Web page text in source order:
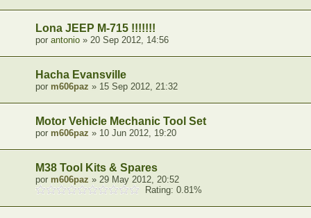
Lona JEEP M-715 !!!!!!!
por antonio » 20 Sep 2012, 14:56
Hacha Evansville
por m606paz » 15 Sep 2012, 21:32
Motor Vehicle Mechanic Tool Set
por m606paz » 10 Jun 2012, 19:20
M38 Tool Kits & Spares
por m606paz » 29 May 2012, 20:52
Rating: 0.81%